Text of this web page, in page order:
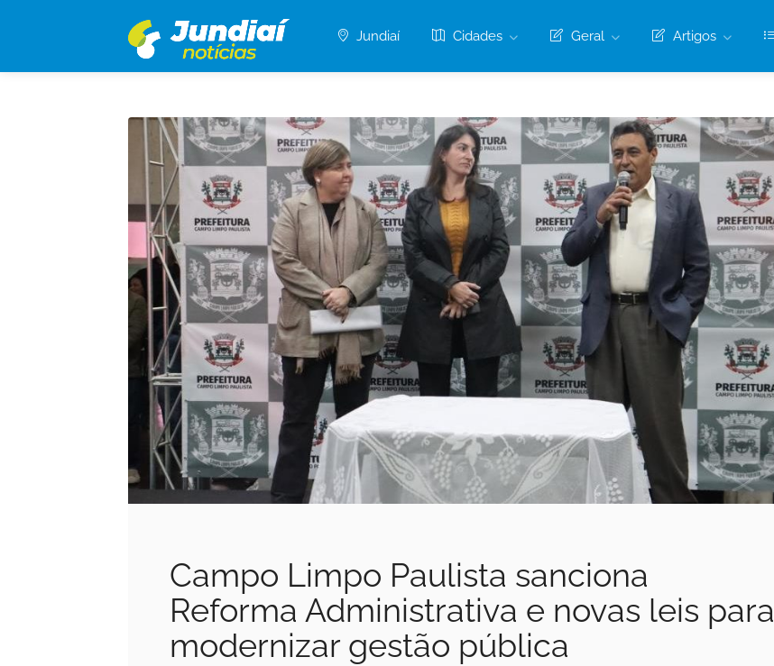
Jundiaí Cidades Geral Artigos
Campo Limpo Paulista sanciona
Reforma Administrativa e novas leis para
modernizar gestão pública